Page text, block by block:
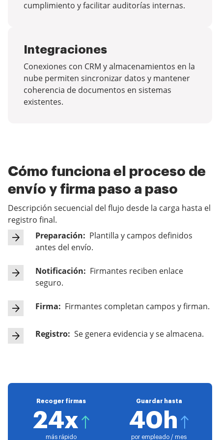
cumplimiento y facilitar auditorías internas.
Integraciones
Conexiones con CRM y almacenamientos en la
nube permiten sincronizar datos y mantener
coherencia de documentos en sistemas
existentes.
Cómo funciona el proceso de
envío y firma paso a paso
Descripción secuencial del flujo desde la carga hasta el
registro final.
Preparación: Plantilla y campos definidos
antes del envío.
Notificación: Firmantes reciben enlace
seguro.
Firma: Firmantes completan campos y firman.
Registro: Se genera evidencia y se almacena.
Recoger firmas
24x
más rápido
Guardar hasta
40h
por empleado / mes